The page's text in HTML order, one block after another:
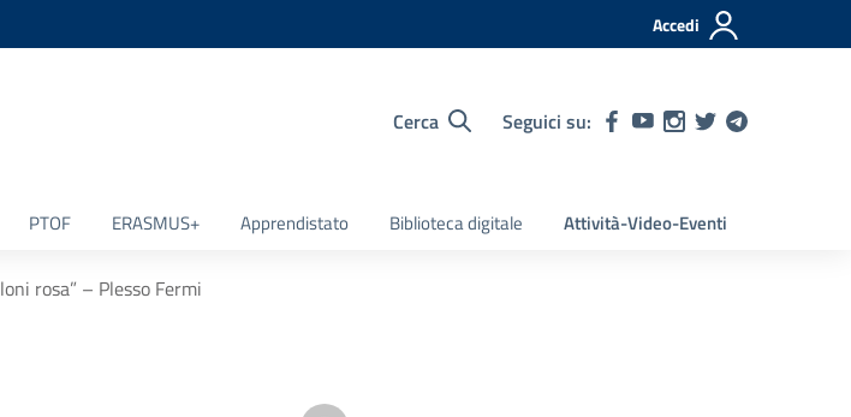
Accedi
Cerca Seguici su:
PTOF ERASMUS+ Apprendistato Biblioteca digitale Attività-Video-Eventi
rosa” – Plesso Fermi